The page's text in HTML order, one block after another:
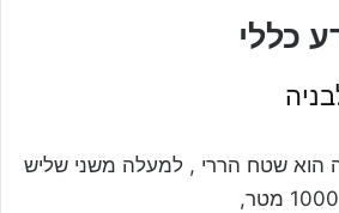
כללי
הוא שטח הררי , למעלה משני שליש